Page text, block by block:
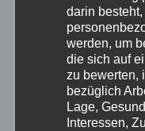
Veranstaltungen
Westerwald
darin
werden, um
die sich auf
zu bewerten,
bezüglich
Lage,
Interessen,